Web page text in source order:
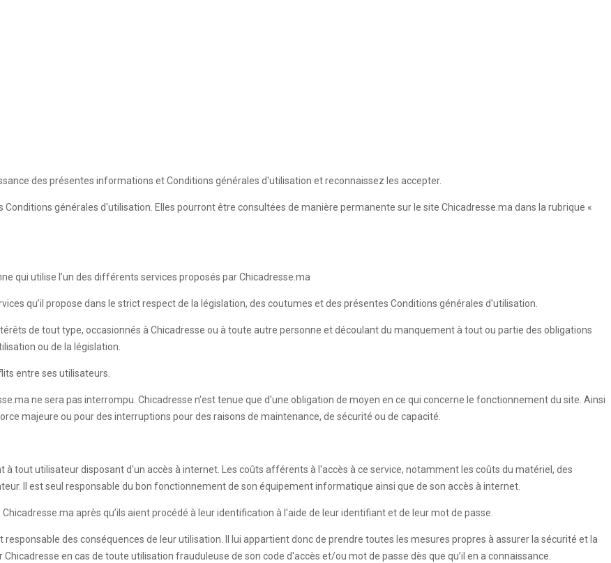
des présentes informations et Conditions générales d'utilisation et reconnaissez les accepter.
générales d'utilisation. Elles pourront être consultées de manière permanente sur le site Chicadresse.ma dans la rubrique «
qui utilise l’un des différents services proposés par Chicadresse.ma
qu’il propose dans le strict respect de la législation, des coutumes et des présentes Conditions générales d'utilisation.
de tout type, occasionnés à Chicadresse ou à toute autre personne et découlant du manquement à tout ou partie des obligations
ou de la législation.
entre ses utilisateurs.
ne sera pas interrompu. Chicadresse n'est tenue que d'une obligation de moyen en ce qui concerne le fonctionnement du site. Ainsi
majeure ou pour des interruptions pour des raisons de maintenance, de sécurité ou de capacité.
à tout utilisateur disposant d'un accès à internet. Les coûts afférents à l'accès à ce service, notamment les coûts du matériel, des
Il est seul responsable du bon fonctionnement de son équipement informatique ainsi que de son accès à internet.
après qu’ils aient procédé à leur identification à l'aide de leur identifiant et de leur mot de passe.
des conséquences de leur utilisation. Il lui appartient donc de prendre toutes les mesures propres à assurer la sécurité et la
en cas de toute utilisation frauduleuse de son code d'accès et/ou mot de passe dès que qu’il en a connaissance.